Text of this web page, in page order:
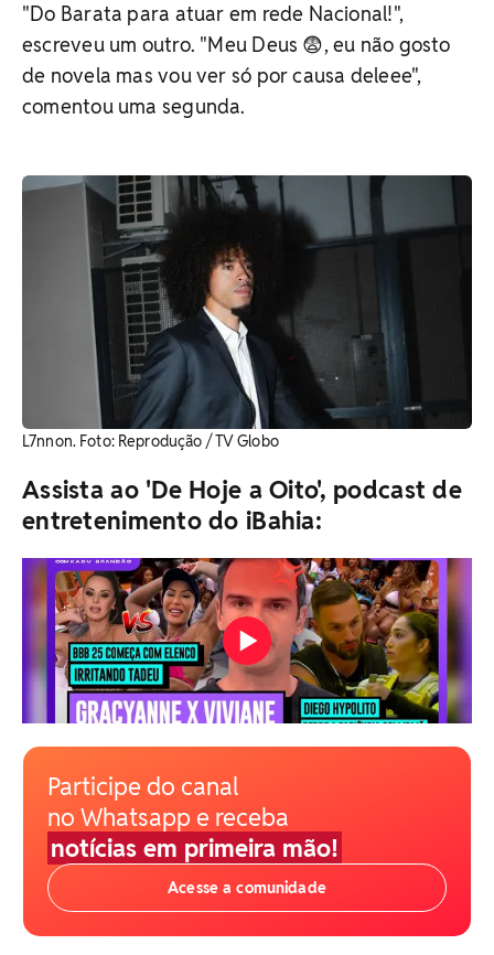
"Do Barata para atuar em rede Nacional!",
escreveu um outro. "Meu Deus 😨, eu não gosto
de novela mas vou ver só por causa deleee",
comentou uma segunda.
L7nnon. Foto: Reprodução / TV Globo
Assista ao 'De Hoje a Oito', podcast de
entretenimento do iBahia:
Participe do canal
no Whatsapp e receba
notícias em primeira mão!
Acesse a comunidade